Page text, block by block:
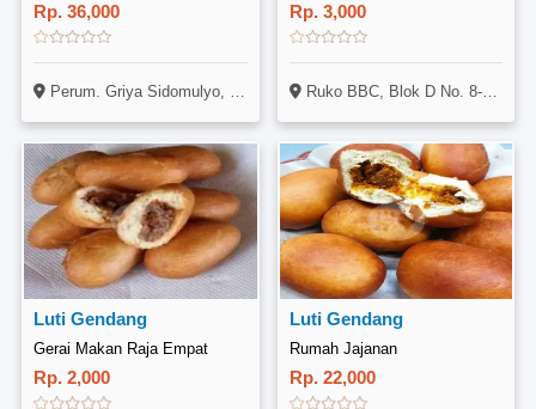
Rp. 36,000
Perum. Griya Sidomulyo, Jl. Merak 3 No. 1, Pekanbaru
Rp. 3,000
Ruko BBC, Blok D No. 8-9, Jl. Dapur 12 (Depan Kantor Jnt Dapur 12), Sagulung, Batam
Luti Gendang
Gerai Makan Raja Empat
Rp. 2,000
Luti Gendang
Rumah Jajanan
Rp. 22,000